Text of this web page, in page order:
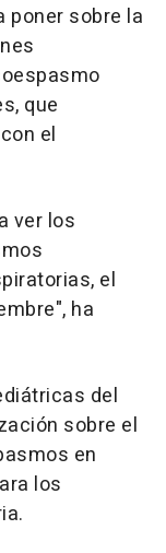
poner sobre la
que
el
ver los
el
ha
del
sobre el
en
los